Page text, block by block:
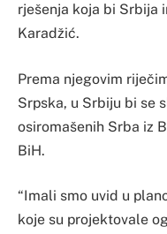
rješenja koja bi Srbija
Karadžić.
Prema njegovim
Srpska, u Srbiju bi se
osiromašenih Srba iz
BiH.
“Imali smo uvid u
koje su projektovale